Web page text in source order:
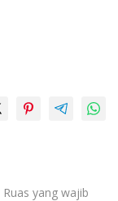
Ruas yang wajib